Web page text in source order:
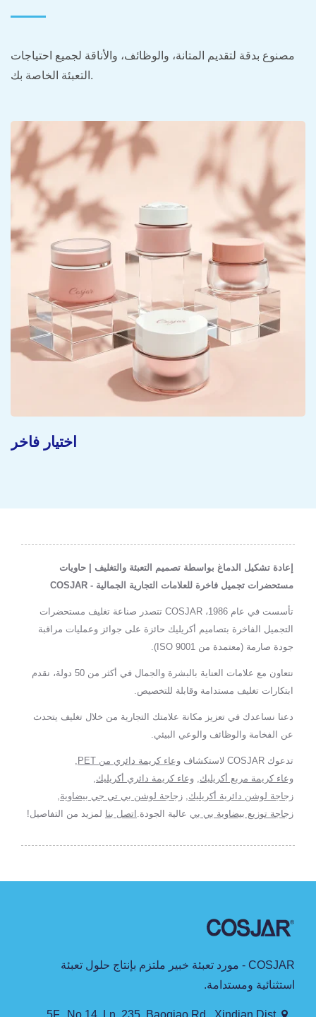
مصنوع بدقة لتقديم المتانة، والوظائف، والأناقة لجميع احتياجات
التعبئة الخاصة بك.
مفهوم مستدام
إعادة تشكيل الدماغ بواسطة تصميم التعبئة والتغليف | حاويات
مستحضرات تجميل فاخرة للعلامات التجارية الجمالية - COSJAR
تأسست في عام 1986، COSJAR تتصدر صناعة تغليف مستحضرات
التجميل الفاخرة بتصاميم أكريليك حائزة على جوائز وعمليات مراقبة
جودة صارمة (معتمدة من ISO 9001).
نتعاون مع علامات العناية بالبشرة والجمال في أكثر من 50 دولة، نقدم
ابتكارات تغليف مستدامة وقابلة للتخصيص.
دعنا نساعدك في تعزيز مكانة علامتك التجارية من خلال تغليف يتحدث
عن الفخامة والوظائف والوعي البيئي.
تدعوك COSJAR لاستكشاف وعاء كريمة دائري من PET
وعاء كريمة مربع أكريليك وعاء كريمة دائري أكريليك
زجاجة لوشن دائرية أكريليك زجاجة لوشن بي تي جي بيضاوية
زجاجة توزيع بيضاوية بي بي عالية الجودة. اتصل بنا لمزيد من التفاصيل!
COSJAR - مورد تعبئة خبير ملتزم بإنتاج حلول تعبئة
استثنائية ومستدامة.
5F., No.14, Ln. 235, Baoqiao Rd., Xindian Dist.,